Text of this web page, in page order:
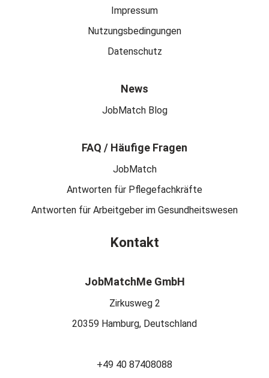
Impressum
Nutzungsbedingungen
Datenschutz
News
JobMatch Blog
FAQ / Häufige Fragen
JobMatch
Antworten für Pflegefachkräfte
Antworten für Arbeitgeber im Gesundheitswesen
Kontakt
JobMatchMe GmbH
Zirkusweg 2
20359 Hamburg, Deutschland
+49 40 87408088